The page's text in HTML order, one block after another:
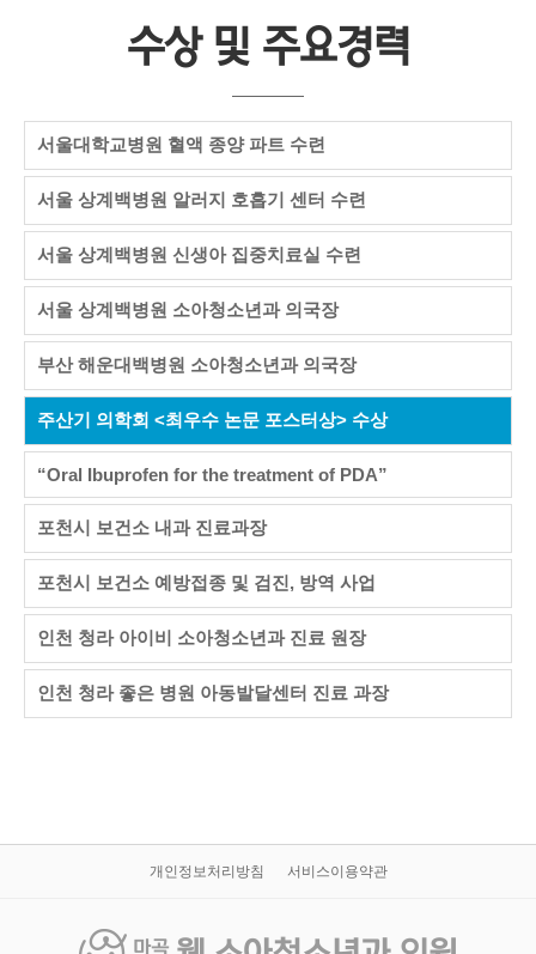
수상 및 주요경력
서울대학교병원 혈액 종양 파트 수련
서울 상계백병원 알러지 호흡기 센터 수련
서울 상계백병원 신생아 집중치료실 수련
서울 상계백병원 소아청소년과 의국장
부산 해운대백병원 소아청소년과 의국장
주산기 의학회 <최우수 논문 포스터상> 수상
“Oral Ibuprofen for the treatment of PDA”
포천시 보건소 내과 진료과장
포천시 보건소 예방접종 및 검진, 방역 사업
인천 청라 아이비 소아청소년과 진료 원장
인천 청라 좋은 병원 아동발달센터 진료 과장
개인정보처리방침 서비스이용약관